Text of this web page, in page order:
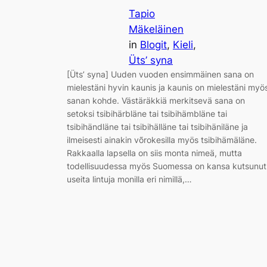
Tapio
Mäkeläinen
in Blogit, Kieli
Üts’ syna
[Üts’ syna] Uuden vuoden ensimmäinen sana on
mielestäni hyvin kaunis ja kaunis on mielestäni
sanan kohde. Västäräkkiä merkitsevä sana on
setoksi tsibihärbläne tai tsibihämbläne tai
tsibihändläne tai tsibihälläne tai tsibihäniläne ja
ilmeisesti ainakin võrokesilla myös tsibihämäläne.
Rakkaalla lapsella on siis monta nimeä, mutta
todellisuudessa myös Suomessa on kansa kutsunut
useita lintuja monilla eri nimillä,…